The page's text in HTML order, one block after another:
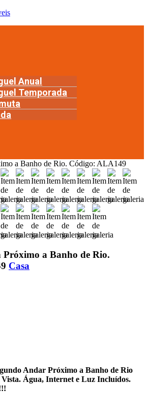
Anual
Temporada
a Banho de Rio.
Casa
Andar Próximo a Banho de Rio
Água, Internet e Luz Incluídos.